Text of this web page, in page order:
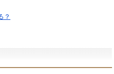
？